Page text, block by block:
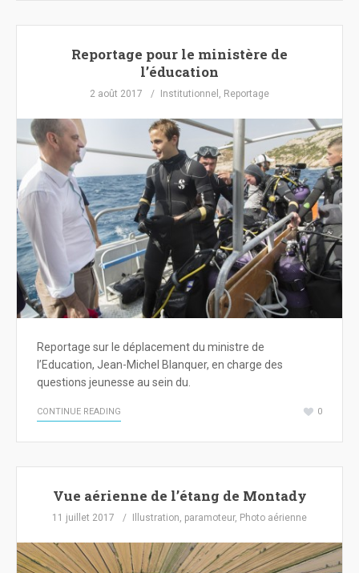
Reportage pour le ministère de
l’éducation
2 août 2017 Institutionnel , Reportage
Reportage sur le déplacement du ministre de
l’Education, Jean-Michel Blanquer, en charge des
questions jeunesse au sein du.
CONTINUE READING 0
Vue aérienne de l’étang de Montady
11 juillet 2017 Illustration, paramoteur, Photo aérienne